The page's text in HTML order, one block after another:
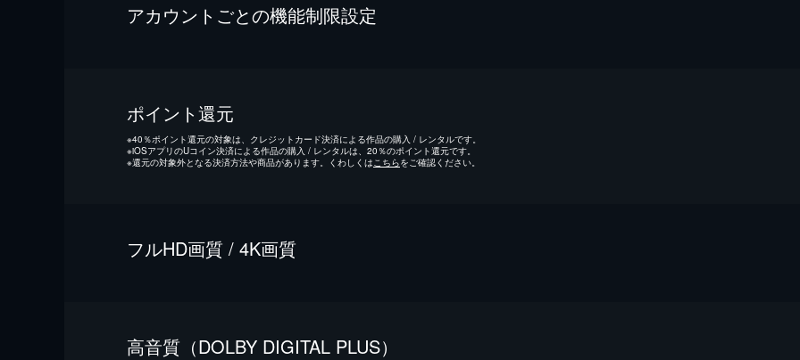
アカウントごとの機能制限設定
ポイント還元
※40％ポイント還元の対象は、クレジットカード決済による作品の購入 / レンタルです。
※iOSアプリのUコイン決済による作品の購入 / レンタルは、20％のポイント還元です。
※還元の対象外となる決済方法や商品があります。くわしくは こちらをご確認ください。
フルHD画質 / 4K画質
⾼⾳質（DOLBY DIGITAL PLUS）